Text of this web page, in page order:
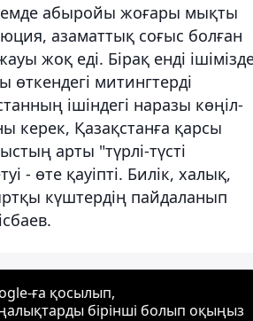
абыройы жоғары мықты
азаматтық соғыс болған
жоқ еді. Бірақ енді
митингтерді
ішіндегі наразы көңіл-
керек, Қазақстанға қарсы
арты "түрлі-түсті
- өте қауіпті. Билік, халық,
күштердің пайдаланып
ға қосылып,
бірінші болып оқыңыз